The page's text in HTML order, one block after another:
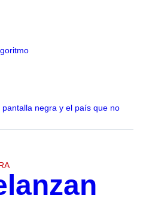
negra y el país que no